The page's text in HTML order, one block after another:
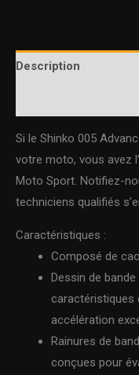
Description
Si le Shinko 005
votre moto, vous avez
Moto Sport. Notifiez-
techniciens qualifiés
Caractéristiques :
Composé de
Dessin de
caractéristiques
accélération
Rainures de
conçues pour